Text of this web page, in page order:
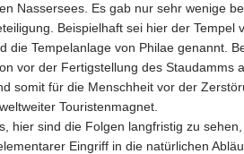
Nassersees. Es gab nur sehr wenige
Beispielhaft sei hier der Tempel
die Tempelanlage von Philae genannt.
vor der Fertigstellung des Staudamms
somit für die Menschheit vor der
Touristenmagnet.
hier sind die Folgen langfristig zu
Eingriff in die natürlichen